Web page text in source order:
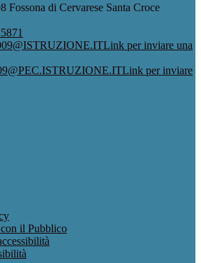
di Cervarese Santa Croce
Link per inviare una
Link per inviare
il Pubblico